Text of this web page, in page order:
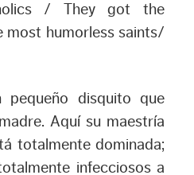
/ They got the
most humorless saints/
disquito que
Aquí su maestría
totalmente dominada;
infecciosos a